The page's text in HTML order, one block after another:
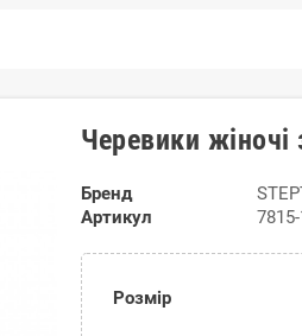
Черевики жіночі
Бренд
Артикул
7815-
Розмір